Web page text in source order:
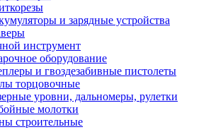
и зарядные устройства
инструмент
оборудование
и гвоздезабивные пистолеты
торцовочные
уровни, дальномеры, рулетки
молотки
строительные